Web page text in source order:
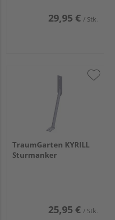
29,95 € / Stk.
TraumGarten KYRILL
Sturmanker
25,95 € / Stk.